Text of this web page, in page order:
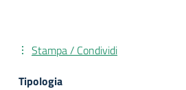
Stampa / Condividi
Tipologia